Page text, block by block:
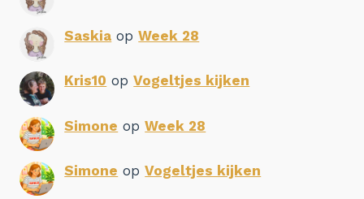
Saskia opWeek 28
Kris10 opVogeltjes kijken
Simone opWeek 28
Simone opVogeltjes kijken